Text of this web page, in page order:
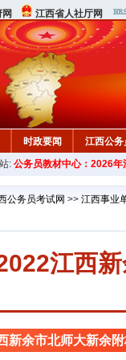
江西省人社厅网
时政要闻 江西公务
咨询 教材中心
: 公务员教材中心：2026年
公务员考试网 >> 江西事业
江西
新余市北师大新余